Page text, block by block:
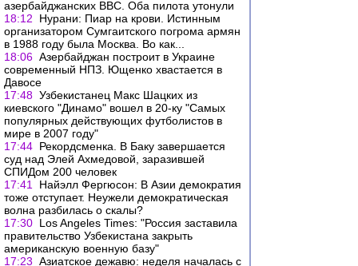
азербайджанских ВВС. Оба пилота утонули
18:12
Нурани: Пиар на крови. Истинным
организатором Сумгаитского погрома армян
в 1988 году была Москва. Во как...
18:06 Азербайджан построит в Украине
современный НПЗ. Ющенко хвастается в
Давосе
17:48 Узбекистанец Макс Шацких из
киевского "Динамо" вошел в 20-ку "Самых
популярных действующих футболистов в
мире в 2007 году"
17:44 Рекордсменка. В Баку завершается
суд над Элей Ахмедовой, заразившей
СПИДом 200 человек
17:41
Найэлл Фергюсон: В Азии демократия
тоже отступает. Неужели демократическая
волна разбилась о скалы?
17:30 Los Angeles Times: "Россия заставила
правительство Узбекистана закрыть
американскую военную базу"
17:23 Азиатское дежавю: неделя началась с